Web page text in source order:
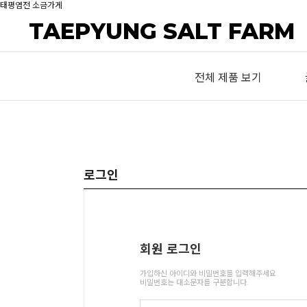
태평염전 소금가게
TAEPYUNG SALT FARM
전체 제품 보기
로그인
회원 로그인
가입하신 아이디와 비밀번호를 입력해주세요.
비밀번호는 대소문자를 구분합니다.